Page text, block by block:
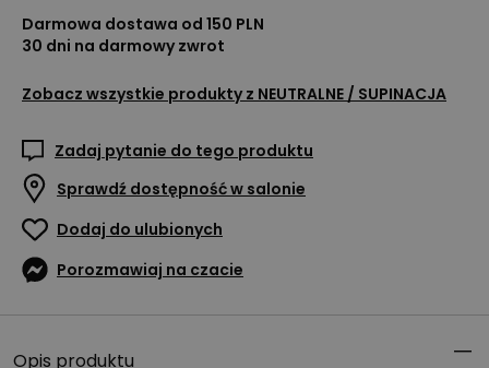
Darmowa dostawa od 150 PLN
30 dni na darmowy zwrot
Zobacz wszystkie produkty z NEUTRALNE / SUPINACJA
Zadaj pytanie do tego produktu
Sprawdź dostępność w salonie
Dodaj do ulubionych
Porozmawiaj na czacie
Opis produktu